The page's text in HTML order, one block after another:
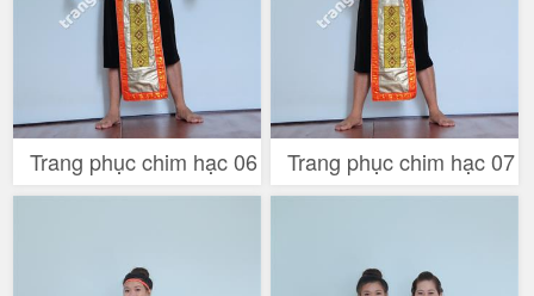
Trang phục chim hạc 06 Trang phục chim hạc 07